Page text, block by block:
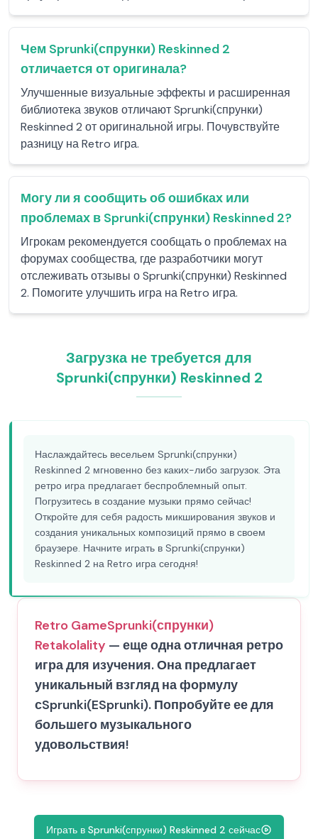
Чем Sprunki(спрунки) Reskinned 2
отличается от оригинала?
Улучшенные визуальные эффекты и расширенная
библиотека звуков отличают Sprunki(спрунки)
Reskinned 2 от оригинальной игры. Почувствуйте
разницу на Retro игра.
Могу ли я сообщить об ошибках или
проблемах в Sprunki(спрунки) Reskinned 2?
Игрокам рекомендуется сообщать о проблемах на
форумах сообщества, где разработчики могут
отслеживать отзывы о Sprunki(спрунки) Reskinned
2. Помогите улучшить игра на Retro игра.
Загрузка не требуется для
Sprunki(спрунки) Reskinned 2
Наслаждайтесь весельем Sprunki(спрунки)
Reskinned 2 мгновенно без каких-либо загрузок. Эта
ретро игра предлагает беспроблемный опыт.
Погрузитесь в создание музыки прямо сейчас!
Откройте для себя радость микширования звуков и
создания уникальных композиций прямо в своем
браузере. Начните играть в Sprunki(спрунки)
Reskinned 2 на Retro игра сегодня!
Retro GameSprunki(спрунки)
Retakolality — еще одна отличная ретро
игра для изучения. Она предлагает
уникальный взгляд на формулу
сSprunki(ESprunki). Попробуйте ее для
большего музыкального
удовольствия!
Играть в Sprunki(спрунки) Reskinned 2 сейчас